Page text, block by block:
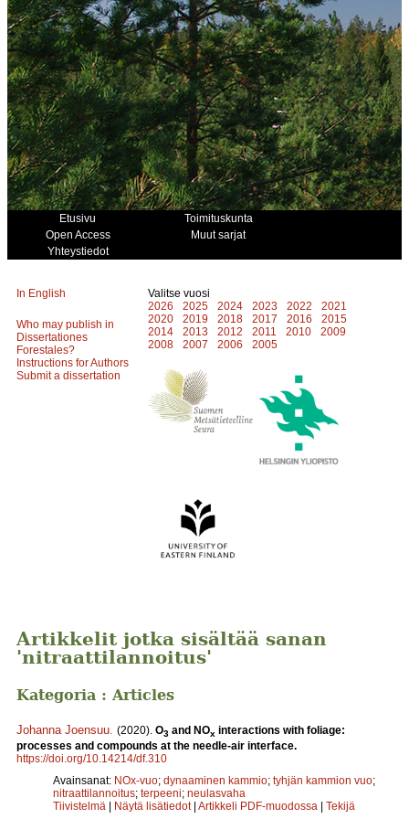
Etusivu
Toimituskunta
Open Access
Muut sarjat
Yhteystiedot
In English
Who may publish in
Dissertationes
Forestales?
Instructions for Authors
Submit a dissertation
Valitse vuosi
2026
2025 2024 2023 2022
2021
2020
2019 2018 2017 2016
2015
2014
2013 2012 2011 2010
2009
2008
2007 2006 2005
Artikkelit jotka sisältää sanan
'nitraattilannoitus'
Kategoria : Articles
Johanna Joensuu (2020). O3 and NOx interactions with foliage:
processes and compounds at the needle-air interface.
https://doi.org/10.14214/df.310
Avainsanat: NOx-vuo; dynaaminen kammio; tyhjän kammion vuo;
nitraattilannoitus; terpeeni; neulasvaha
Tiivistelmä | Näytä lisätiedot | Artikkeli PDF-muodossa | Tekijä